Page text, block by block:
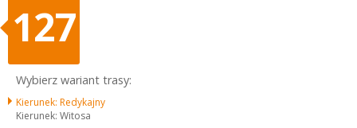
127
Wybierz wariant trasy:
Kierunek: Redykajny
Kierunek: Witosa